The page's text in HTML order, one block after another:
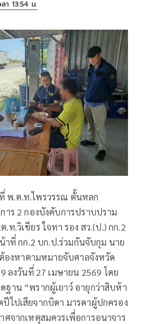
า 13:54 น.
พ.ต.ท.ไพรวรรณ ตั้นหลก
าร 2 กองบังคับการปราบปราม
.ท.วิเชียร ใจทา รอง สว.(ป.) กก.2
าที่ กก.2 บก.ป.ร่วมกันจับกุม นาย
องหาตามหมายจับศาลจังหวัด
ลงวันที่ 27 เมษายน 2569 โดย
ฐาน “พรากผู้เยาว์ อายุกว่าสิบห้า
ไปเสียจากบิดา มารดาผู้ปกครอง
จากเหตุสมควรเพื่อการอนาจาร